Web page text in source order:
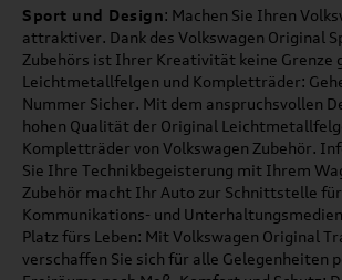
Sport und Design: Machen Sie Ihren
attraktiver. Dank des Volkswagen Original
Zubehörs ist Ihrer Kreativität keine Grenze
Leichtmetallfelgen und Kompletträder:
Nummer Sicher. Mit dem anspruchsvollen
hohen Qualität der Original
Kompletträder von Volkswagen Zubehör.
Sie Ihre Technikbegeisterung mit Ihrem
Zubehör macht Ihr Auto zur Schnittstelle
Kommunikations- und
Platz fürs Leben: Mit Volkswagen Original
verschaffen Sie sich für alle Gelegenheiten